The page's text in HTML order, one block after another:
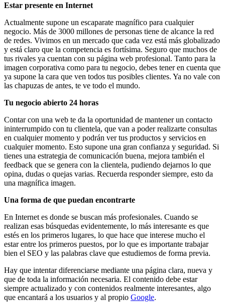
Estar presente en Internet
Actualmente supone un escaparate magnífico para cualquier
negocio. Más de 3000 millones de personas tiene de alcance la red
de redes. Vivimos en un mercado que cada vez está más globalizado
y está claro que la competencia es fortísima. Seguro que muchos de
tus rivales ya cuentan con su página web profesional. Tanto para la
imagen corporativa como para tu negocio, debes tener en cuenta que
ya supone la cara que ven todos tus posibles clientes. Ya no vale con
las chapuzas de antes, te ve todo el mundo.
Tu negocio abierto 24 horas
Contar con una web te da la oportunidad de mantener un contacto
ininterrumpido con tu clientela, que van a poder realizarte consultas
en cualquier momento y podrán ver tus productos y servicios en
cualquier momento. Esto supone una gran confianza y seguridad. Si
tienes una estrategia de comunicación buena, mejora también el
feedback que se genera con la clientela, pudiendo dejarnos lo que
opina, dudas o quejas varias. Recuerda responder siempre, esto da
una magnífica imagen.
Una forma de que puedan encontrarte
En Internet es donde se buscan más profesionales. Cuando se
realizan esas búsquedas evidentemente, lo más interesante es que
estés en los primeros lugares, lo que hace que interese mucho el
estar entre los primeros puestos, por lo que es importante trabajar
bien el SEO y las palabras clave que estudiemos de forma previa.
Hay que intentar diferenciarse mediante una página clara, nueva y
que de toda la información necesaria. El contenido debe estar
siempre actualizado y con contenidos realmente interesantes, algo
que encantará a los usuarios y al propio Google.